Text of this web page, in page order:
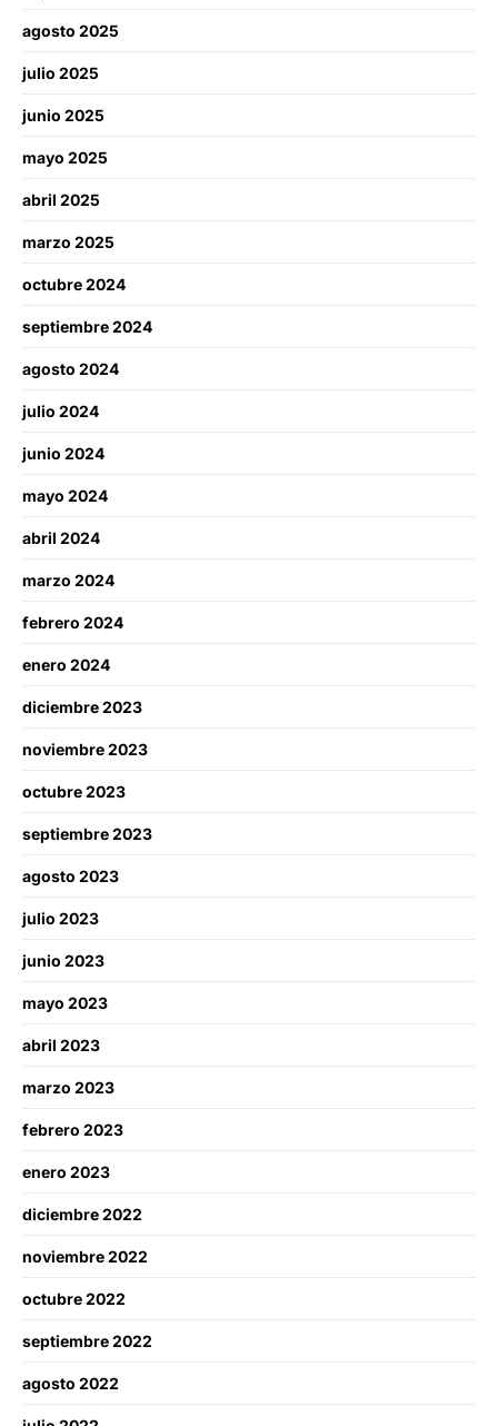
agosto 2025
julio 2025
junio 2025
mayo 2025
abril 2025
marzo 2025
octubre 2024
septiembre 2024
agosto 2024
julio 2024
junio 2024
mayo 2024
abril 2024
marzo 2024
febrero 2024
enero 2024
diciembre 2023
noviembre 2023
octubre 2023
septiembre 2023
agosto 2023
julio 2023
junio 2023
mayo 2023
abril 2023
marzo 2023
febrero 2023
enero 2023
diciembre 2022
noviembre 2022
octubre 2022
septiembre 2022
agosto 2022